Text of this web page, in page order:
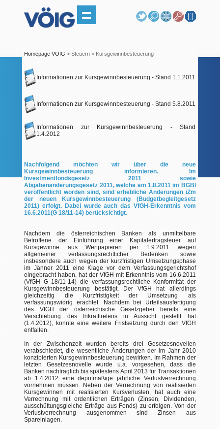
Homepage VÖIG > Steuern > Kursgewinnbesteuerung
Informationen zur Kursgewinnbesteuerung - Stand 1.1.2011
Informationen zur Kursgewinnbesteuerung - Stand 5.8.2011
Informationen zur Kursgewinnbesteuerung - Stand
1.4.2012
Nachfolgend möchten wir über die neue
Kursgewinnbesteuerung informieren. Im
Investmentfondsgesetz 2011 sowie
Abgabenänderungsgesetz 2011, welche am 1.8.2011 im BGBl
veröffentlicht worden sind, sind erhebliche Änderungen iZm
der neuen Kursgewinnbesteuerung (Budgetbegleitgesetz
2011) erfolgt. Dabei wurde auch das VfGH-Erkenntnis vom
16.6.2011(G 18/11-14) berücksichtigt.
Nachdem die österreichischen Banken als unmittelbare
Betroffene der Einführung einer Kapitalertragsteuer auf
Kursgewinne aus Wertpapieren per 1.9.2011 wegen
allgemeiner verfassungsrechtlicher Bedenken sowie
insbesondere auch wegen der kurzfristigen Umsetzungsphase
im Jänner 2011 eine Klage vor dem Verfassungsgerichtshof
eingebracht haben, hat der VfGH mit Erkenntnis vom 16.6.2011
(VfGH G 18/11-14) die verfassungsrechtliche Konformität der
Kursgewinnbesteuerung bestätigt. Der VfGH hat allerdings
gleichzeitig die Kurzfristigkeit der Umsetzung als
verfassungswidrig erachtet. Nachdem bei Urteilsausfertigung
des VfGH der österreichische Gesetzgeber bereits eine
Verschiebung des Inkrafttretens in Aussicht gestellt hat
(1.4.2012), konnte eine weitere Fristsetzung durch den VfGH
entfallen.
In der Zwischenzeit wurden bereits drei Gesetzesnovellen
verabschiedet, die wesentliche Änderungen der im Jahr 2010
konzipierten Kursgewinnbesteuerung bewirken. Im Rahmen der
letzten Gesetzesnovelle wurde u.a. vorgesehen, dass die
Banken nachträglich bis spätestens April 2013 für Transaktionen
ab 1.4.2012 eine depotmäßige jährliche Verlustverrechnung
vornehmen müssen. Neben der Verrechnung von realisierten
Kursgewinnen mit realisierten Kursverlusten, hat auch eine
Verrechnung mit ordentlichen Erträgen (Zinsen, Dividenden,
ausschüttungsgleiche Erträge aus Fonds) zu erfolgen. Von der
Verlustverrechnung ausgenommen sind Zinsen aus
Spareinlagen.